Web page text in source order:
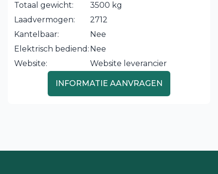
Totaal gewicht:
3500 kg
Laadvermogen:
2712
Kantelbaar:
Nee
Elektrisch bediend: Nee
Website:
Website leverancier
INFORMATIE AANVRAGEN